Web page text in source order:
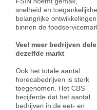
snelheid en
belangrijke ontwikkelingen
binnen de
Veel meer bedrijven
dezelfde markt
Ook het totale aantal
horecabedrijven is sterk
toegenomen. Het CBS
becijferde dat het aantal
bedrijven in de eet- en